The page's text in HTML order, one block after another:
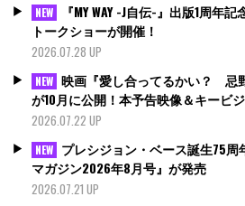
NEW
『MY WAY -J自伝-』出版1周年
トークショーが開催！
2026.07.28 UP
NEW 映画『愛し合ってるかい？ 忌
が10月に公開！本予告映像＆キービ
2026.07.22 UP
NEW プレシジョン・ベース誕生75周
マガジン2026年8月号』が発売
2026.07.21 UP